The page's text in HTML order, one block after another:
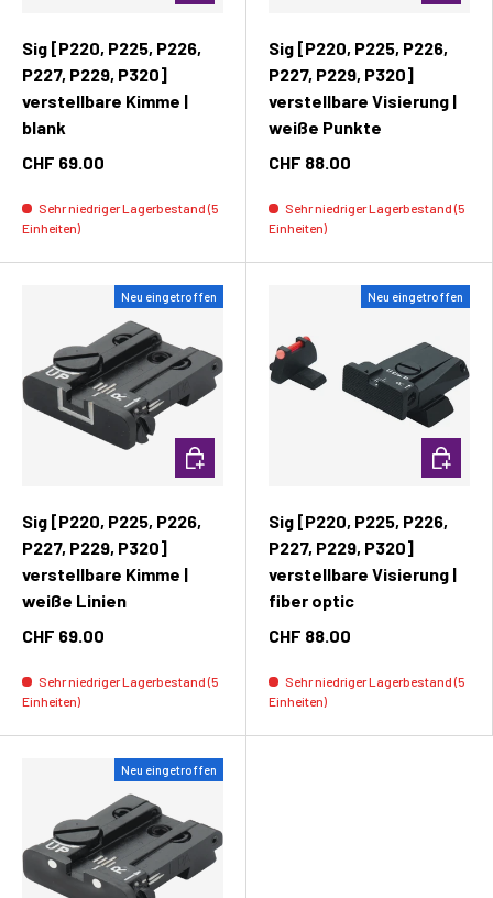
Sig [P220, P225, P226,
P227, P229, P320]
verstellbare Kimme |
blank
CHF 69.00
Sehr niedriger Lagerbestand (5
Einheiten)
Sig [P220, P225, P226,
P227, P229, P320]
verstellbare Visierung |
weiße Punkte
CHF 88.00
Sehr niedriger Lagerbestand (5
Einheiten)
Neu eingetroffen
Sig [P220, P225, P226,
P227, P229, P320]
verstellbare Kimme |
weiße Linien
CHF 69.00
Sehr niedriger Lagerbestand (5
Einheiten)
In den Warenkorb
Neu eingetroffen
Sig [P220, P225, P226,
P227, P229, P320]
verstellbare Visierung |
fiber optic
CHF 88.00
Sehr niedriger Lagerbestand (5
Einheiten)
In den
Neu eingetroffen